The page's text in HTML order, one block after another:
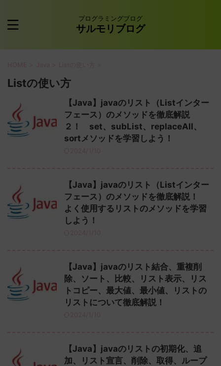
プログラミングブログ
サルモリブログ
Listの使い方
【Java】javaのリスト（Listインター
フェース）のメソッドを徹底解説
２！ set、subList、replaceAll、
sortメソッドを学習しよう！
【Java】javaのリスト（Listインター
フェース）のメソッドを徹底解説！
よく使用するリストのメソッドを学習
しよう！
【Java】javaのリスト結合、重複削
除、ソート、比較、リスト表示、リス
トコピー、最大値、最小値、リストの
リストについて徹底解説！
【Java】javaのリストの初期化、追
加、リスト宣言、削除、取得、ループ